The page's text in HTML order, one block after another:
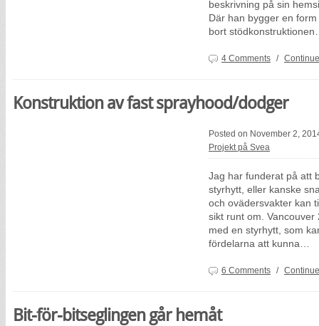
beskrivning på sin
Där han bygger en
bort
4 Comments /
Konstruktion av fast sprayhood/dodger
Posted on November 2,
Projekt på Svea
Jag har funderat på att
styrhytt, eller kanske
och ovädersvakter kan
sikt runt om.
med en styrhytt, som
fördelarna att kunna…
6 Comments /
Bit-för-bitseglingen går hemåt